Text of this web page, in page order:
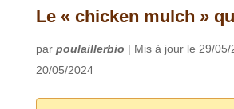
Le « chicken mulch »
par poulaillerbio | Mis à jour le 29/
20/05/2024